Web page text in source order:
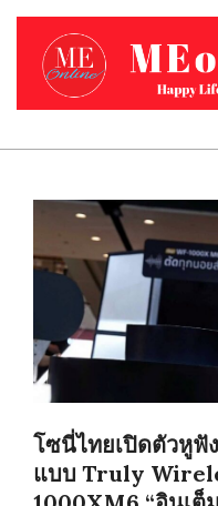
Skip
content
Primary
โซนี่ไทยเปิดตัวหูฟั
แบบ Truly